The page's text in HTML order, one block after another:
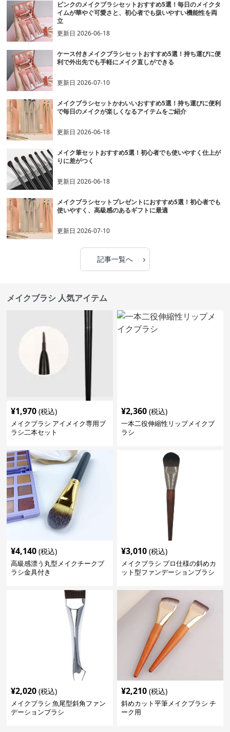
ピンクのメイクブラシセットおすすめ5選！毎日のメイクタ
イムが華やぐ可愛さと、初心者でも扱いやすい機能性を両
立
更新日2026-06-18
ケース付きメイクブラシセットおすすめ5選！持ち運びに便
利で外出先でも手軽にメイク直しができる
更新日2026-07-10
メイクブラシセットかわいいおすすめ5選！持ち運びに便利
で毎日のメイクが楽しくなるアイテムをご紹介
更新日2026-06-18
メイク筆セットおすすめ5選！初心者でも使いやすく仕上が
りに差がつく
更新日2026-06-18
メイクブラシセットプレゼントにおすすめ5選！初心者でも
使いやすく、高級感のあるギフトに最適
更新日2026-07-10
記事一覧へ ›
メイクブラシ 人気アイテム
¥1,970 (税込)
メイクブラシ アイメイク専用ブ
ラシ二本セット
¥2,360 (税込)
一本二役伸縮性リップメイクブ
ラシ
¥4,140 (税込)
高級感漂う丸型メイクチークブ
ラシ金具付き
¥3,010 (税込)
メイクブラシ プロ仕様の斜めカ
ット型ファンデーションブラシ
¥2,020 (税込)
メイクブラシ 魚尾型斜角ファン
デーションブラシ
¥2,210 (税込)
斜めカット平筆メイクブラシ チ
ーク用